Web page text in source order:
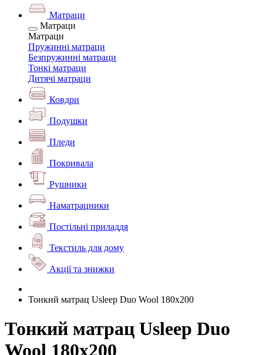
Матраци
Матраци
Матраци
Пружинні матраци
Безпружинні матраци
Тонкі матраци
Дитячі матраци
Ковдри
Подушки
Пледи
Покривала
Рушники
Наматрацники
Постільні приладдя
Текстиль для дому
Акції та знижки
Тонкий матрац Usleep Duo Wool 180х200
Тонкий матрац Usleep Duo
Wool 180х200